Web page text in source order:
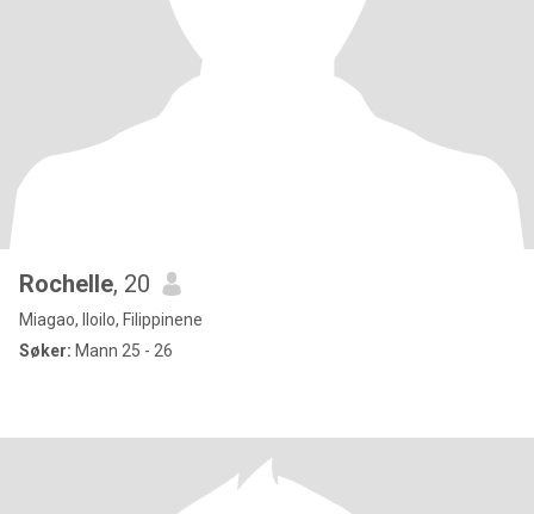
Rochelle, 20
Miagao, Iloilo, Filippinene
Søker: Mann 25 - 26